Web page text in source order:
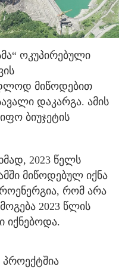
ოკუპირებული
მიწოდებით
დაკარგა. ამის
ბიუჯეტის
2023 წელს
მიწოდებულ იქნა
რომ არა
2023 წლის
იქნებოდა.
პროექტშია